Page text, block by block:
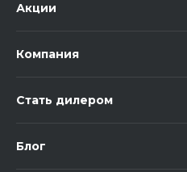
Акции
Компания
Стать дилером
Блог